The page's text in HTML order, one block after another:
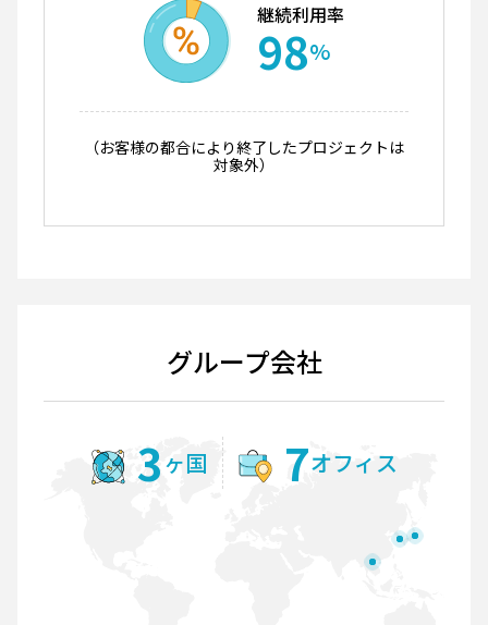
継続利用率
98%
（お客様の都合により終了したプロジェクトは
対象外）
グループ会社
3ヶ国 7オフィス